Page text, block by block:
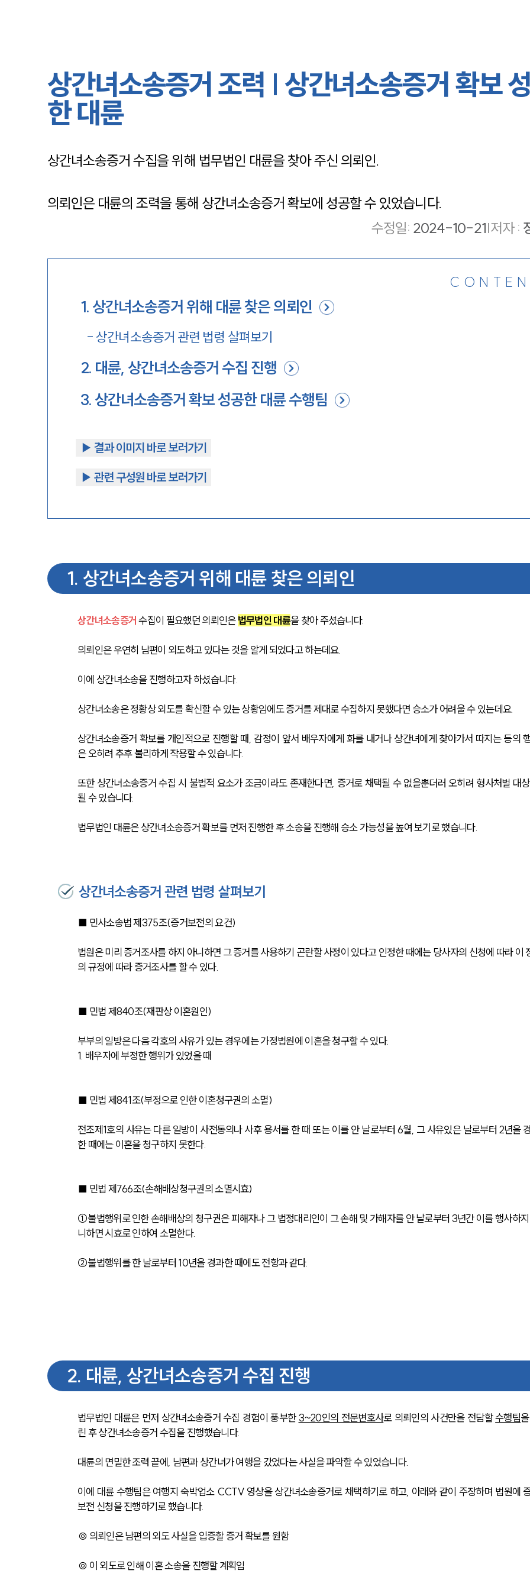
상간녀소송증거 조력 | 상간녀소송증거 확보
한 대륜
상간녀소송증거 수집을 위해 법무법인 대륜을 찾아 주신 의뢰인.
의뢰인은 대륜의 조력을 통해 상간녀소송증거 확보에 성공할 수 있었습니다.
수정일: 2024-10-21|저자 :
1. 상간녀소송증거 위해 대륜 찾은 의뢰인
- 상간녀소송증거 관련 법령 살펴보기
2. 대륜, 상간녀소송증거 수집 진행
3. 상간녀소송증거 확보 성공한 대륜 수행팀
▶︎ 결과 이미지 바로 보러가기
▶︎ 관련 구성원 바로 보러가기
1. 상간녀소송증거 위해 대륜 찾은 의뢰인
상간녀소송증거 수집이 필요했던 의뢰인은 법무법인 대륜을 찾아 주셨습니다.
의뢰인은 우연히 남편이 외도하고 있다는 것을 알게 되었다고 하는데요.
이에 상간녀소송을 진행하고자 하셨습니다.
상간녀소송은 정황상 외도를 확신할 수 있는 상황임에도 증거를 제대로 수집하지 못했다면 승소가 어려울 수 있는데요.
상간녀소송증거 확보를 개인적으로 진행할 때, 감정이 앞서 배우자에게 화를 내거나 상간녀에게 찾아가서 따지는 등의
은 오히려 추후 불리하게 작용할 수 있습니다.
또한 상간녀소송증거 수집 시 불법적 요소가 조금이라도 존재한다면, 증거로 채택될 수 없을뿐더러 오히려 형사처벌 대
될 수 있습니다.
법무법인 대륜은 상간녀소송증거 확보를 먼저 진행한 후 소송을 진행해 승소 가능성을 높여 보기로 했습니다.
상간녀소송증거 관련 법령 살펴보기
■ 민사소송법 제375조(증거보전의 요건)
법원은 미리 증거조사를 하지 아니하면 그 증거를 사용하기 곤란할 사정이 있다고 인정한 때에는 당사자의 신청에 따라 이
의 규정에 따라 증거조사를 할 수 있다.
■ 민법 제840조(재판상 이혼원인)
부부의 일방은 다음 각호의 사유가 있는 경우에는 가정법원에 이혼을 청구할 수 있다.
1. 배우자에 부정한 행위가 있었을 때
■ 민법 제841조(부정으로 인한 이혼청구권의 소멸)
전조제1호의 사유는 다른 일방이 사전동의나 사후 용서를 한 때 또는 이를 안 날로부터 6월, 그 사유있은 날로부터 2년을
한 때에는 이혼을 청구하지 못한다.
■ 민법 제766조(손해배상청구권의 소멸시효)
①불법행위로 인한 손해배상의 청구권은 피해자나 그 법정대리인이 그 손해 및 가해자를 안 날로부터 3년간 이를 행사하
니하면 시효로 인하여 소멸한다.
②불법행위를 한 날로부터 10년을 경과한 때에도 전항과 같다.
2. 대륜, 상간녀소송증거 수집 진행
법무법인 대륜은 먼저 상간녀소송증거 수집 경험이 풍부한 3~20인의 전문변호사로 의뢰인의 사건만을 전담할 수행팀
린 후 상간녀소송증거 수집을 진행했습니다.
대륜의 면밀한 조력 끝에, 남편과 상간녀가 여행을 갔었다는 사실을 파악할 수 있었습니다.
이에 대륜 수행팀은 여행지 숙박업소 CCTV 영상을 상간녀소송증거로 채택하기로 하고, 아래와 같이 주장하며 법원에
보전 신청을 진행하기로 했습니다.
◎ 의뢰인은 남편의 외도 사실을 입증할 증거 확보를 원함
◎ 이 외도로 인해 이혼 소송을 진행할 계획임